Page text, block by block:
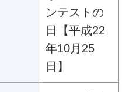
ンテストの
日【平成22
年10月25
日】